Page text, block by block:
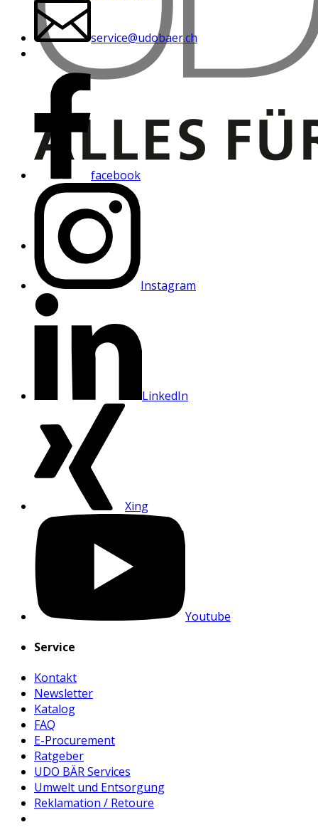
service@udobaer.ch
facebook
Instagram
LinkedIn
Xing
Youtube
Service
Kontakt
Newsletter
Katalog
FAQ
E-Procurement
Ratgeber
UDO BÄR Services
Umwelt und Entsorgung
Reklamation / Retoure